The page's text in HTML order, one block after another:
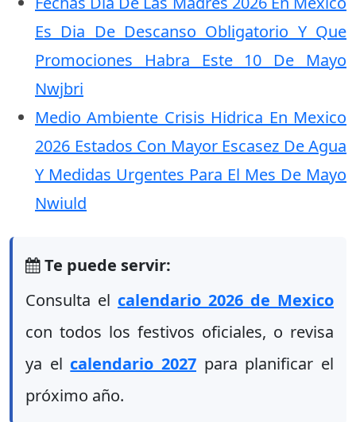
Es Dia De Descanso Obligatorio Y Que
Promociones Habra Este 10 De Mayo
Nwjbri
Medio Ambiente Crisis Hidrica En Mexico
2026 Estados Con Mayor Escasez De Agua
Y Medidas Urgentes Para El Mes De Mayo
Nwiuld
Te puede servir:
Consulta el calendario 2026 de Mexico
con todos los festivos oficiales, o revisa
ya el calendario 2027 para planificar el
próximo año.